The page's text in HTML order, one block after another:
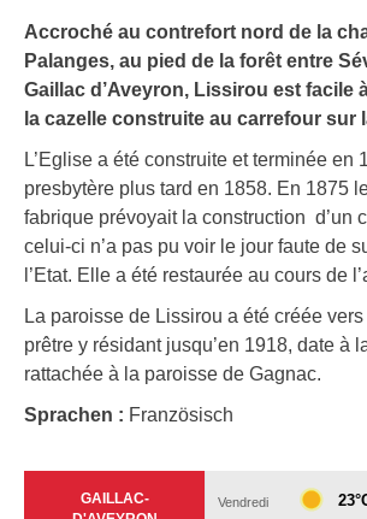
Accroché au contrefort nord de la
Palanges, au pied de la forêt entre
Gaillac d’Aveyron, Lissirou est facile
la cazelle construite au carrefour sur
L’Eglise a été construite et terminée en
presbytère plus tard en 1858. En 1875
fabrique prévoyait la construction d’un
celui-ci n’a pas pu voir le jour faute de
l’Etat. Elle a été restaurée au cours de
La paroisse de Lissirou a été créée
prêtre y résidant jusqu’en 1918, date à
rattachée à la paroisse de Gagnac.
Sprachen : Französisch